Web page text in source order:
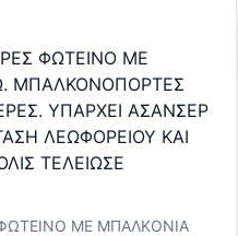
ΦΩΤΕΙΝΟ ΜΕ
ΜΠΑΛΚΟΝΟΠΟΡΤΕΣ
ΥΠΑΡΧΕΙ ΑΣΑΝΣΕΡ
ΛΕΩΦΟΡΕΙΟΥ ΚΑΙ
ΤΕΛΕΙΩΣΕ
ΜΕ ΜΠΑΛΚΟΝΙΑ